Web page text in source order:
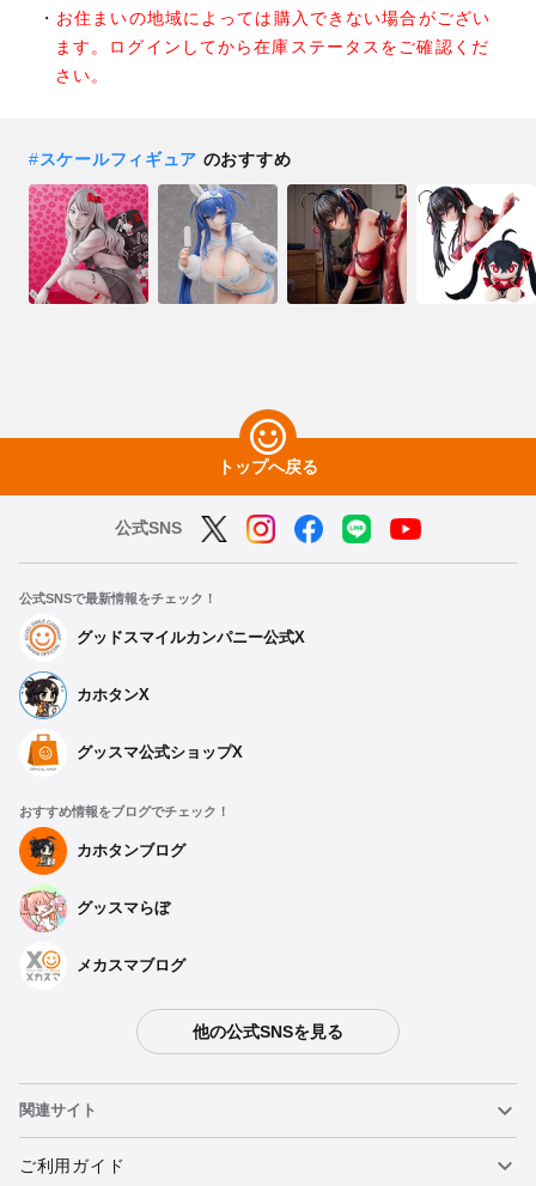
お住まいの地域によっては購入できない場合がござい
ます。ログインしてから在庫ステータスをご確認くだ
さい。
#スケールフィギュア のおすすめ
トップへ戻る
公式SNS
公式SNSで最新情報をチェック！
グッドスマイルカンパニー公式X
カホタンX
グッスマ公式ショップX
おすすめ情報をブログでチェック！
カホタンブログ
グッスマらぼ
メカスマブログ
他の公式SNSを見る
関連サイト
ねんどろいど
ご利用ガイド